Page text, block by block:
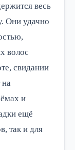
весь
Они удачно
волос
свидании
и
ещё
так и для